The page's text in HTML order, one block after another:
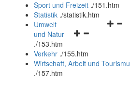
Sport und Freizeit ./151.htm
Statistik ./statistik.htm
Navigationsmenü
und
schließen
Umwelt
und Natur
./153.htm
Verkehr ./155.htm
Wirtschaft, Arbeit und
./157.htm